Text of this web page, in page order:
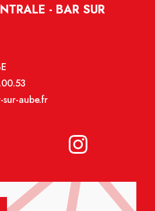
- BAR SUR
sur-aube.fr